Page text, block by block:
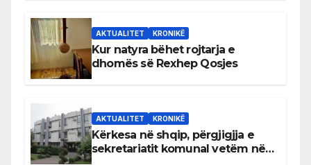
AKTUALITET KRONIKË
Kur natyra bëhet rojtarja e
dhomës së Rexhep Qosjes
AKTUALITET KRONIKË
Kërkesa në shqip, përgjigjja e
sekretariatit komunal vetëm në